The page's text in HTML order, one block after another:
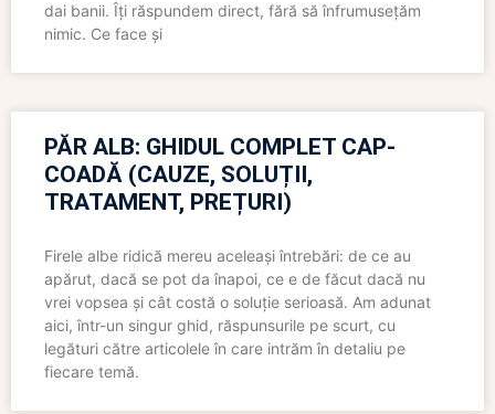
dai banii. Îți răspundem direct, fără să înfrumusețăm
nimic. Ce face și
PĂR ALB: GHIDUL COMPLET CAP-
COADĂ (CAUZE, SOLUȚII,
TRATAMENT, PREȚURI)
Firele albe ridică mereu aceleași întrebări: de ce au
apărut, dacă se pot da înapoi, ce e de făcut dacă nu
vrei vopsea și cât costă o soluție serioasă. Am adunat
aici, într-un singur ghid, răspunsurile pe scurt, cu
legături către articolele în care intrăm în detaliu pe
fiecare temă.